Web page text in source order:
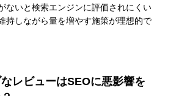
ないと検索エンジンに評価されにくい
持しながら量を増やす施策が理想的で
レビューはSEOに悪影響を